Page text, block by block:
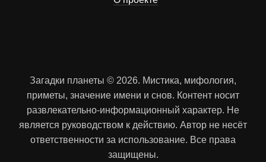
Загадки планеты © 2026. Мистика, мифология,
приметы, значение имени и снов. Контент носит
развлекательно-информационный характер. Не
является руководством к действию. Автор не несёт
ответственности за использование. Все права
защищены.